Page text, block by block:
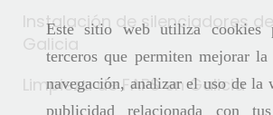
Este sitio web utiliza cookies
terceros que permiten mejorar
navegación, analizar el uso de la
publicidad relacionada con
Instalación de silenciadores
Galicia
Limpieza de FAPS en Galicia